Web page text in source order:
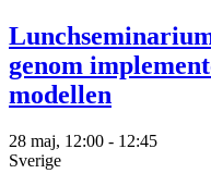
genom
modellen
28 maj, 12:00 - 12:45
Sverige